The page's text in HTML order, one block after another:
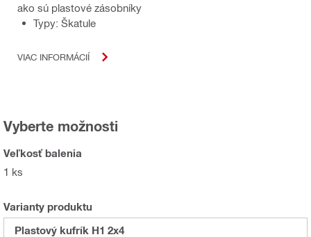
ako sú plastové zásobníky
Typy: Škatule
VIAC INFORMÁCIÍ
Vyberte možnosti
Veľkosť balenia
1 ks
Varianty produktu
Plastový kufrík H1 2x4